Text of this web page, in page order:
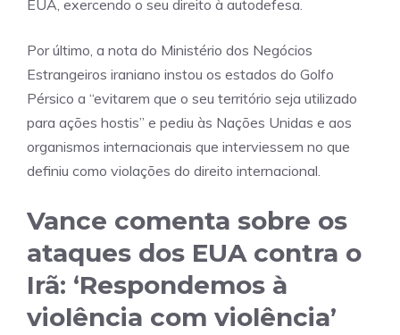
EUA, exercendo o seu direito à autodefesa.
Por último, a nota do Ministério dos Negócios
Estrangeiros iraniano instou os estados do Golfo
Pérsico a “evitarem que o seu território seja utilizado
para ações hostis” e pediu às Nações Unidas e aos
organismos internacionais que interviessem no que
definiu como violações do direito internacional.
Vance comenta sobre os
ataques dos EUA contra o
Irã: ‘Respondemos à
violência com violência’